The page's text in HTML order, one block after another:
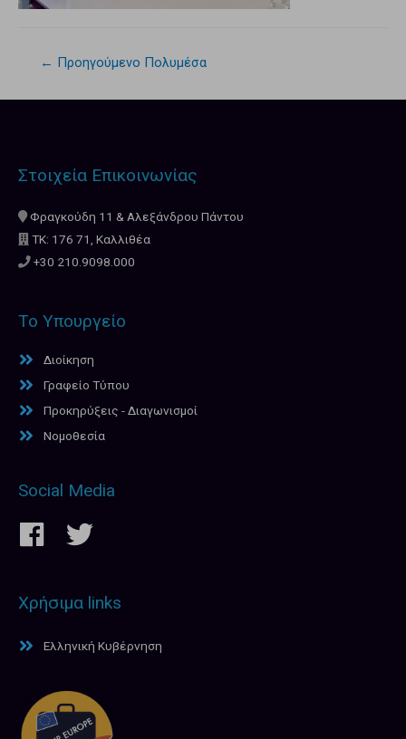
← Προηγούμενο Πολυμέσα
Στοιχεία Επικοινωνίας
Φραγκούδη 11 & Αλεξάνδρου Πάντου
ΤΚ: 176 71, Καλλιθέα
+30 210.9098.000
Το Υπουργείο
Διοίκηση
Γραφείο Τύπου
Προκηρύξεις - Διαγωνισμοί
Νομοθεσία
Social Media
Χρήσιμα links
Ελληνική Κυβέρνηση